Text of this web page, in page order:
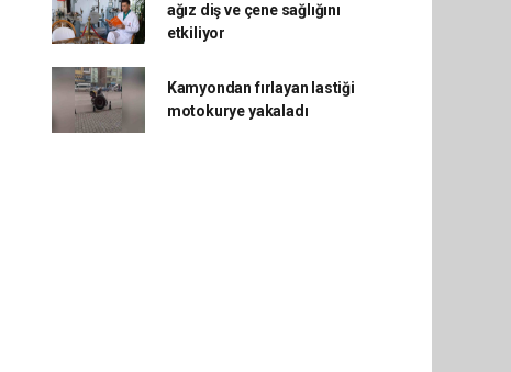
ağız diş ve çene sağlığını
etkiliyor
Kamyondan fırlayan lastiği
motokurye yakaladı